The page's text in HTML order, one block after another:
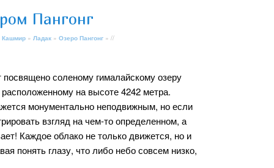
Пангонг
Кашмир » Ладак » Озеро Пангонг » //
соленому гималайскому озеру
на высоте 4242 метра.
монументально неподвижным, но если
взгляд на чем-то определенном, а
Каждое облако не только движется, но и
понять глазу, что либо небо совсем низко,